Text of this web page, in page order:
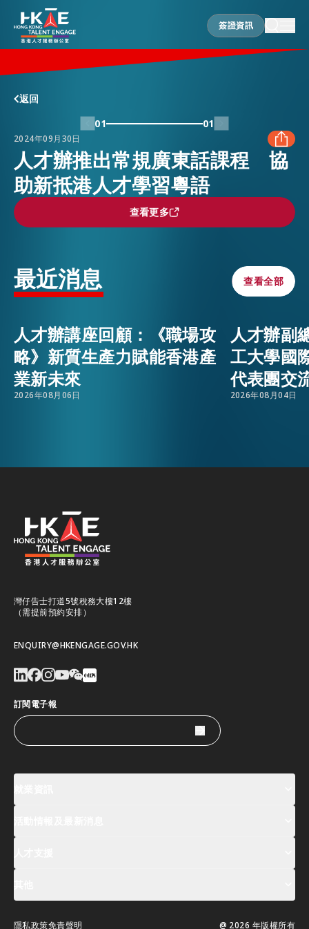
簽證資訊
簽證資訊
香港優勢
居港須知
人才支援
在港營商
活動情報
最新消息
聯絡我們
返回
01
01
2024年09月30日
FACEBOOK
LINKEDIN
WHATSAPP
EMAIL
人才辦推出常規廣東話課程 協
助新抵港人才學習粵語
查看更多
查看更多
最近消息 查看全部
查看全部
人才辦講座回顧：《職場攻
略》新質生產力賦能香港產
業新未來
2026年08月06日
人才辦副
工大學國
代表團交
2026年08月04日
灣仔告士打道5號稅務大樓12樓
（需提前預約安排）
ENQUIRY@HKENGAGE.GOV.HK
訂閱電子報
薪酬指數
全球人才高峰會周
聯絡我們
支援服務
隱私政策免責聲明 @ 2026 年版權所有